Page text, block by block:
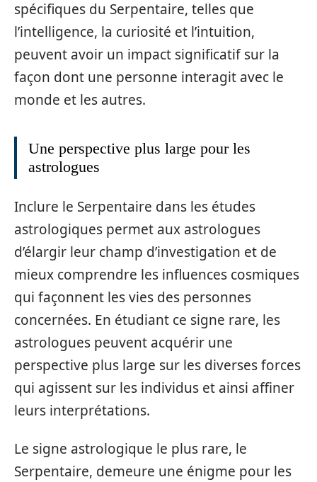
spécifiques du Serpentaire, telles que
l’intelligence, la curiosité et l’intuition,
peuvent avoir un impact significatif sur la
façon dont une personne interagit avec le
monde et les autres.
Une perspective plus large pour les
astrologues
Inclure le Serpentaire dans les études
astrologiques permet aux astrologues
d’élargir leur champ d’investigation et de
mieux comprendre les influences cosmiques
qui façonnent les vies des personnes
concernées. En étudiant ce signe rare, les
astrologues peuvent acquérir une
perspective plus large sur les diverses forces
qui agissent sur les individus et ainsi affiner
leurs interprétations.
Le signe astrologique le plus rare, le
Serpentaire, demeure une énigme pour les